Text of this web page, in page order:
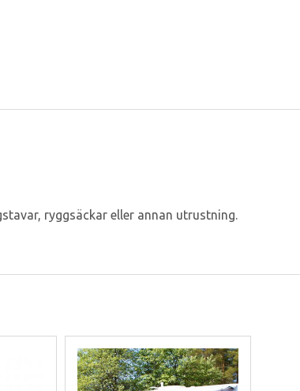
ryggsäckar eller annan utrustning.